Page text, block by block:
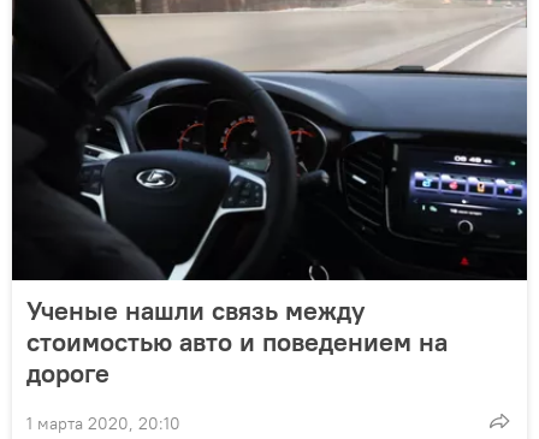
Ученые нашли связь между
стоимостью авто и поведением на
дороге
1 марта 2020, 20:10